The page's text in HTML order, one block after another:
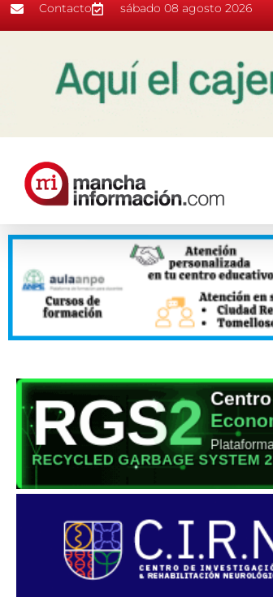
Contacto sábado 08 agosto 2026